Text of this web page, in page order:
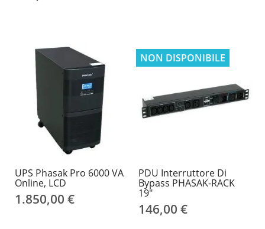
UPS Phasak Pro 6000 VA
Online, LCD
1.850,00 €
PDU Interruttore Di
Bypass PHASAK-RACK
19"
146,00 €
NON DISPONIBILE